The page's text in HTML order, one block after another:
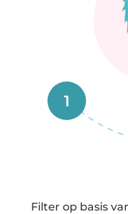
1
Filter op basis